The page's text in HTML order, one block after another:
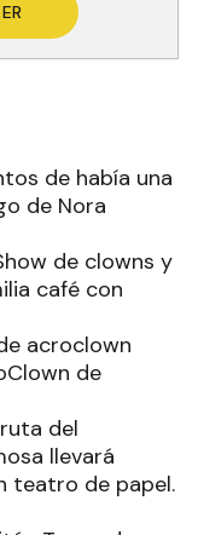
de había una
de Nora
de clowns y
café con
acroclown
de
del
llevará
teatro de papel.